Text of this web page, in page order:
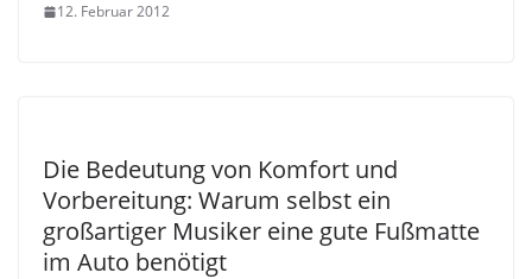
12. Februar 2012
Die Bedeutung von Komfort und
Vorbereitung: Warum selbst ein
großartiger Musiker eine gute Fußmatte
im Auto benötigt